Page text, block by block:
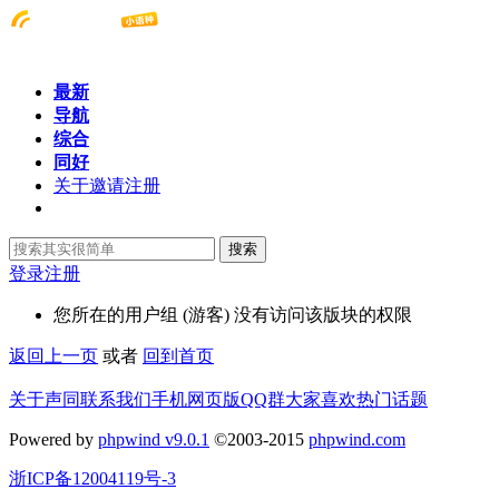
最新
导航
综合
同好
关于邀请注册
搜索
登录注册
您所在的用户组 (游客) 没有访问该版块的权限
返回上一页 或者 回到首页
关于声同联系我们手机网页版QQ群大家喜欢热门话题
Powered by phpwind v9.0.1 ©2003-2015 phpwind.com
浙ICP备12004119号-3